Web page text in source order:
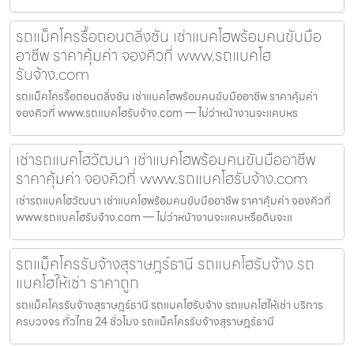
รถแม็คโครรื้อถอนตลิ่งชัน เช่าแบคโฮพร้อมคนขับมือ
อาชีพ ราคาคุ้มค่า จองคิวที่ www.รถแบคโฮ
รับจ้าง.com
รถแม็คโครรื้อถอนตลิ่งชัน เช่าแบคโฮพร้อมคนขับมืออาชีพ ราคาคุ้มค่า
จองคิวที่ www.รถแบคโฮรับจ้าง.com — ไม่ว่าหน้างานจะแคบหร
เช่ารถแบคโฮวัฒนา เช่าแบคโฮพร้อมคนขับมืออาชีพ
ราคาคุ้มค่า จองคิวที่ www.รถแบคโฮรับจ้าง.com
เช่ารถแบคโฮวัฒนา เช่าแบคโฮพร้อมคนขับมืออาชีพ ราคาคุ้มค่า จองคิวที่
www.รถแบคโฮรับจ้าง.com — ไม่ว่าหน้างานจะแคบหรือดินจะแ
รถแม็คโครรับจ้างสุราษฎร์ธานี รถแบคโฮรับจ้าง รถ
แบคโฮให้เช่า ราคาถูก
รถแม็คโครรับจ้างสุราษฎร์ธานี รถแบคโฮรับจ้าง รถแบคโฮให้เช่า บริการ
ครบวงจร ทั่วไทย 24 ชั่วโมง รถแม็คโครรับจ้างสุราษฎร์ธานี